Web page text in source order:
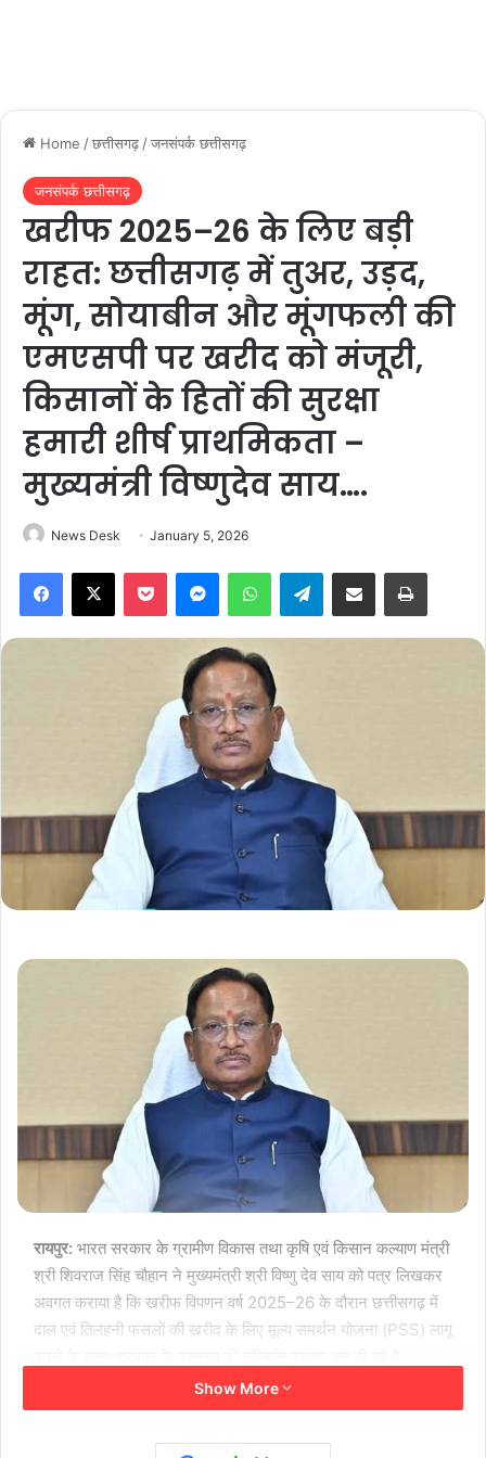
Home /छत्तीसगढ़ /जनसंपर्क छत्तीसगढ़
जनसंपर्क छत्तीसगढ़
खरीफ 2025–26 के लिए बड़ी
राहत: छत्तीसगढ़ में तुअर, उड़द,
मूंग, सोयाबीन और मूंगफली की
एमएसपी पर खरीद को मंजूरी,
किसानों के हितों की सुरक्षा
हमारी शीर्ष प्राथमिकता –
मुख्यमंत्री विष्णुदेव साय….
News Desk January 5, 2026
Telegram
रायपुर: भारत सरकार के ग्रामीण विकास तथा कृषि एवं किसान कल्याण मंत्री
श्री शिवराज सिंह चौहान ने मुख्यमंत्री श्री विष्णु देव साय को पत्र लिखकर
अवगत कराया है कि खरीफ विपणन वर्ष 2025–26 के दौरान छत्तीसगढ़ में
दाल एवं तिलहनी फसलों की खरीद के लिए मूल्य समर्थन योजना (PSS) लागू
केंद्रीय मंत्री द्वारा भेजे गए पत्र के अनुसार छत्तीसगढ़ में निम्नानुसार फसलों
की न्यूनतम समर्थन मूल्य (MSP) पर 21 हजार 330 मीट्रिक टन तुअर,
Show More